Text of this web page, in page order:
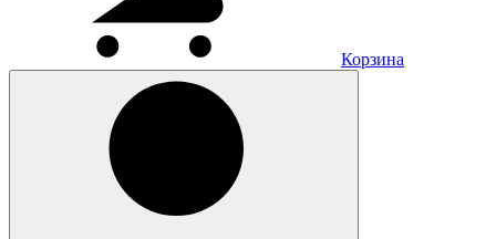
Корзина